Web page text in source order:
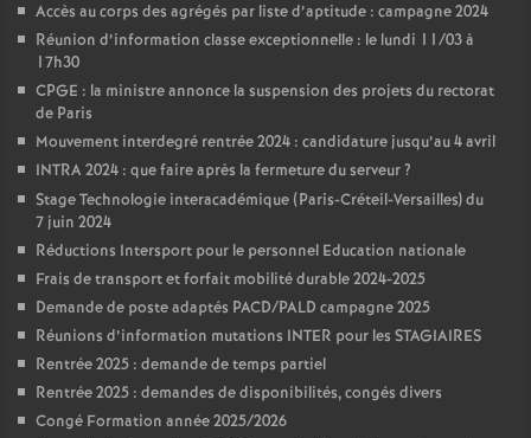
Accès au corps des agrégés par liste d’aptitude : campagne 2024
Réunion d’information classe exceptionnelle : le lundi 11/03 à
17h30
CPGE : la ministre annonce la suspension des projets du rectorat
de Paris
Mouvement interdegré rentrée 2024 : candidature jusqu’au 4 avril
INTRA 2024 : que faire après la fermeture du serveur?
Stage Technologie interacadémique (Paris-Créteil-Versailles) du
7 juin 2024
Réductions Intersport pour le personnel Education nationale
Frais de transport et forfait mobilité durable 2024-2025
Demande de poste adaptés PACD/PALD campagne 2025
Réunions d’information mutations INTER pour les STAGIAIRES
Rentrée 2025 : demande de temps partiel
Rentrée 2025 : demandes de disponibilités, congés divers
Congé Formation année 2025/2026